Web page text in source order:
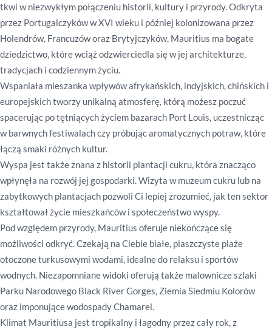
tkwi w niezwykłym połączeniu historii, kultury i przyrody.Odkryta
przez Portugalczyków w XVI wieku i później kolonizowana przez
Holendrów, Francuzów oraz Brytyjczyków, Mauritius ma bogate
dziedzictwo, które wciąż odzwierciedla się w jej architekturze,
tradycjach i codziennym życiu.
Wspaniała mieszanka wpływów afrykańskich, indyjskich, chińskich i
europejskich tworzy unikalną atmosferę, którą możesz poczuć
spacerując po tętniących życiem bazarach Port Louis, uczestnicząc
w barwnych festiwalach czy próbując aromatycznych potraw, które
łączą smaki różnych kultur.
Wyspa jest także znana z historii plantacji cukru, która znacząco
wpłynęła na rozwój jej gospodarki.Wizyta w muzeum cukru lub na
zabytkowych plantacjach pozwoli Ci lepiej zrozumieć, jak ten sektor
kształtował życie mieszkańców i społeczeństwo wyspy.
Pod względem przyrody, Mauritius oferuje niekończące się
możliwości odkryć. Czekają na Ciebie białe, piaszczyste plaże
otoczone turkusowymi wodami, idealne do relaksu i sportów
wodnych. Niezapomniane widoki oferują także malownicze szlaki
Parku Narodowego Black River Gorges, Ziemia Siedmiu Kolorów
oraz imponujące wodospady Chamarel.
Klimat Mauritiusa jest tropikalny i łagodny przez cały rok, z